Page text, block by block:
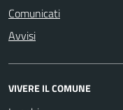
Comunicati
Avvisi
VIVERE IL COMUNE